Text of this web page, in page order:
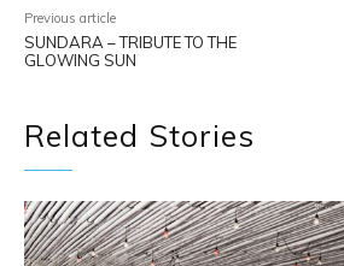
Previous article
SUNDARA – TRIBUTE TO THE
GLOWING SUN
Related Stories